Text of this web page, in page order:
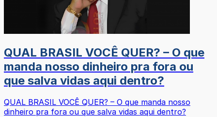
QUAL BRASIL VOCÊ QUER? – O que
manda nosso dinheiro pra fora ou
que salva vidas aqui dentro?
QUAL BRASIL VOCÊ QUER? – O que manda nosso
dinheiro pra fora ou que salva vidas aqui dentro?